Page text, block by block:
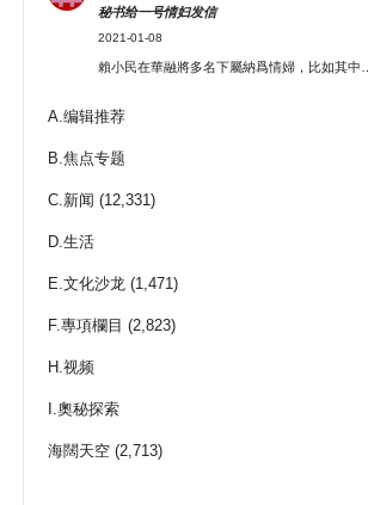
秘书给一号情妇发信
2021-01-08
賴小民在華融將多名下屬納爲情婦，比如其中…
A.编辑推荐
B.焦点专题
C.新闻 (12,331)
D.生活
E.文化沙龙 (1,471)
F.專項欄目 (2,823)
H.视频
I.奧秘探索
海闊天空(2,713)